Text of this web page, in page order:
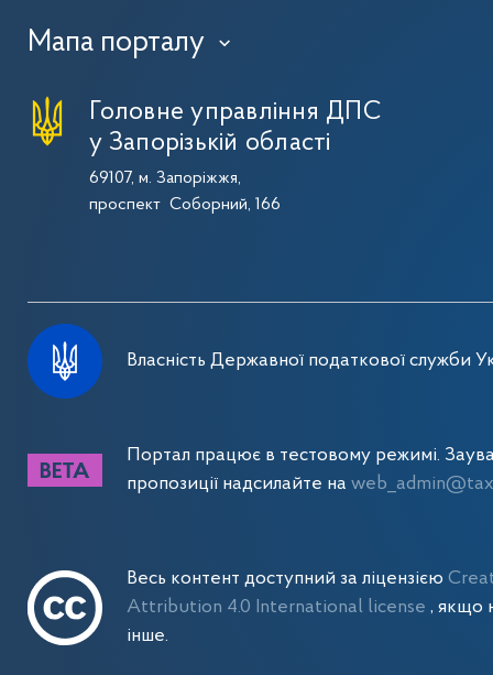
Мапа порталу ›
Головне управління ДПС
у Запорізькій області
69107, м. Запоріжжя,
проспект Соборний, 166
Власність Державної податкової служби
Портал працює в тестовому режимі.
пропозиції надсилайте на
Весь контент доступний за ліцензією
Attribution 4.0 International license , якщо
інше.